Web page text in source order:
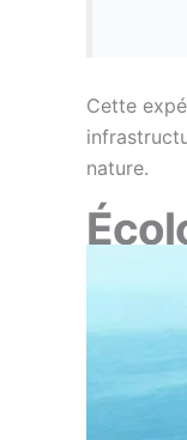
Cette
nature.